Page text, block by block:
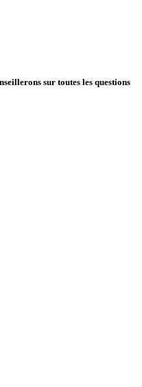
sur toutes les questions